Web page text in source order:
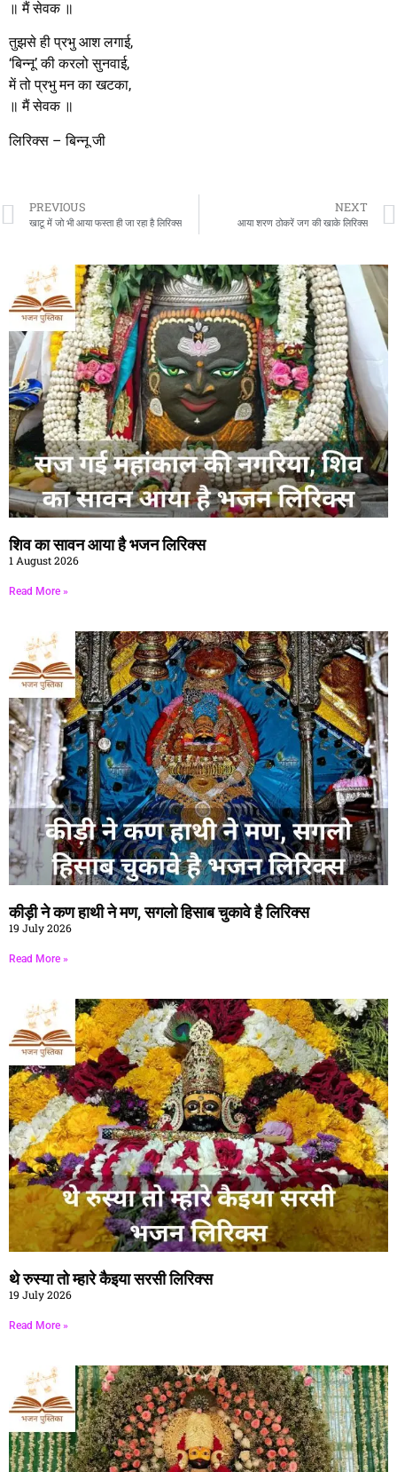
॥ मैं सेवक ॥
तुझसे ही प्रभु आश लगाई,
‘बिन्नू’ की करलो सुनवाई,
में तो प्रभु मन का खटका,
॥ मैं सेवक ॥
लिरिक्स – बिन्नू जी
PREVIOUS
खाटू में जो भी आया फस्ता ही जा रहा है लिरिक्स
NEXT
आया शरण ठोकरें जग की खाके लिरिक्स
शिव का सावन आया है भजन लिरिक्स
1 August 2026
Read More »
कीड़ी ने कण हाथी ने मण, सगलो हिसाब चुकावे है लिरिक्स
19 July 2026
Read More »
थे रुस्या तो म्हारे कैइया सरसी लिरिक्स
19 July 2026
Read More »